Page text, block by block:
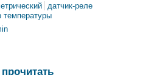
датчик-реле
температуры